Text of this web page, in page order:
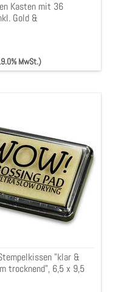
Kasten mit 36
Gold &
& neon Farben )
MwSt.)
"klar &
trocknend", 6,5 x 9,5